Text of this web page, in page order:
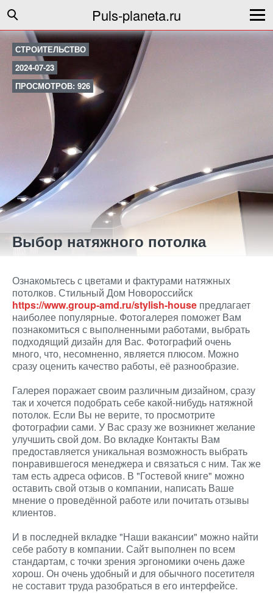
Puls-planeta.ru
СТРОИТЕЛЬСТВО
2024-07-23
ПРОСМОТРОВ: 926
Выбор натяжного потолка
Ознакомьтесь с цветами и фактурами натяжных
потолков. Стильный Дом Новороссийск
https://www.group-amd.ru/stylish-house предлагает
наиболее популярные. Фотогалерея поможет Вам
познакомиться с выполненными работами, выбрать
подходящий дизайн для Вас. Фотографий очень
много, что, несомненно, является плюсом. Можно
сразу оценить качество работы, её разнообразие.
Галерея поражает своим различным дизайном, сразу
так и хочется подобрать себе какой-нибудь натяжной
потолок. Если Вы не верите, то просмотрите
фотографии сами. У Вас сразу же возникнет желание
улучшить свой дом. Во вкладке Контакты Вам
предоставляется уникальная возможность выбрать
понравившегося менеджера и связаться с ним. Так же
там есть адреса офисов. В "Гостевой книге" можно
оставить свой отзыв о компании, написать Ваше
мнение о проведённой работе или почитать отзывы
клиентов.
И в последней вкладке "Наши вакансии" можно найти
себе работу в компании. Сайт выполнен по всем
стандартам, с точки зрения эргономики очень даже
хорош. Он очень удобный и для обычного посетителя
не составит труда разобраться в его интерфейсе.